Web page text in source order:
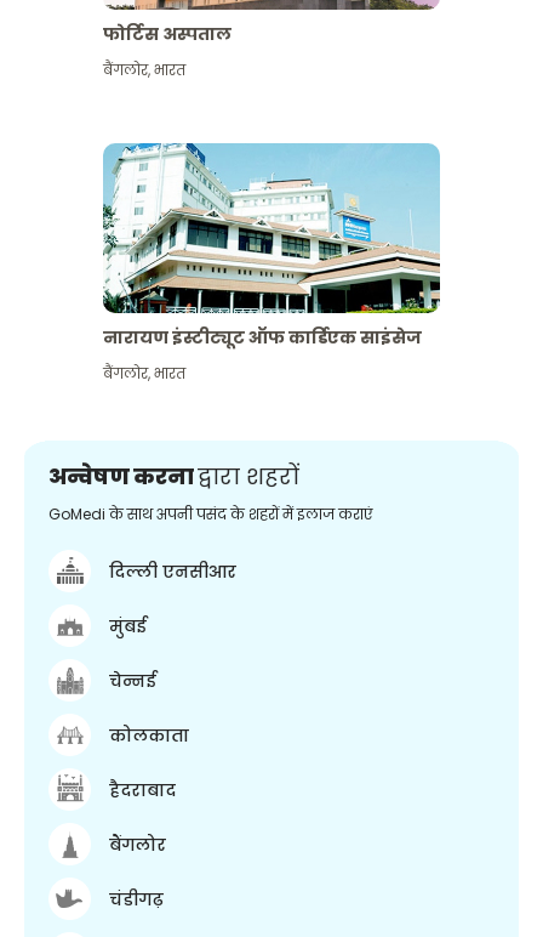
फोर्टिस अस्पताल
बैंगलोर,भारत
नारायण इंस्टीट्यूट ऑफ कार्डिएक साइंसेज
बैंगलोर,भारत
अन्वेषण करनाद्वारा शहरों
GoMedi के साथ अपनी पसंद के शहरों में इलाज कराएं
दिल्ली एनसीआर
मुंबई
चेन्नई
कोलकाता
हैदराबाद
बैंगलोर
चंडीगढ़